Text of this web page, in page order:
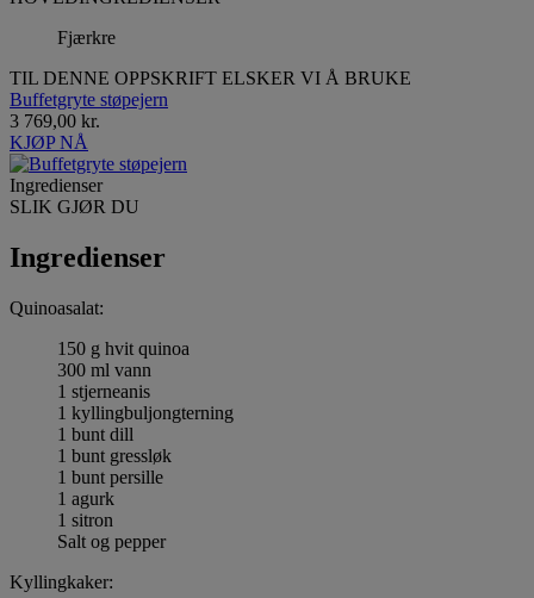
Fjærkre
TIL DENNE OPPSKRIFT ELSKER VI Å BRUKE
Buffetgryte støpejern
3 769,00 kr.
KJØP NÅ
Ingredienser
SLIK GJØR DU
Ingredienser
Quinoasalat:
150 g hvit quinoa
300 ml vann
1 stjerneanis
1 kyllingbuljongterning
1 bunt dill
1 bunt gressløk
1 bunt persille
1 agurk
1 sitron
Salt og pepper
Kyllingkaker: